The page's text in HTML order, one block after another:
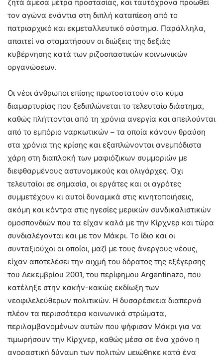
ζητά άμεσα μέτρα προστασίας, και ταυτόχρονα προωθεί
τον αγώνα ενάντια στη διπλή καταπίεση από το
πατριαρχικό και εκμεταλλευτικό σύστημα. Παράλληλα,
απαιτεί να σταματήσουν οι διώξεις της δεξιάς
κυβέρνησης κατά των ριζοσπαστικών κοινωνικών
οργανώσεων.
Οι νέοι άνθρωποι επίσης πρωτοστατούν στο κύμα
διαμαρτυρίας που ξεδιπλώνεται το τελευταίο διάστημα,
καθώς πλήττονται από τη χρόνια ανεργία και απειλούνται
από το εμπόριο ναρκωτικών – τα οποία κάνουν θραύση
στα χρόνια της κρίσης και εξαπλώνονται ανεμπόδιστα
χάρη στη διαπλοκή των μαφιόζικων συμμοριών με
διεφθαρμένους αστυνομικούς και ολιγάρχες. Όχι
τελευταίοι σε σημασία, οι εργάτες και οι αγρότες
συμμετέχουν κι αυτοί δυναμικά στις κινητοποιήσεις,
ακόμη και κόντρα στις ηγεσίες μερικών συνδικαλιστικών
ομοσπονδιών που τα είχαν καλά με την Κίρχνερ και τώρα
συνδιαλέγονται και με τον Μάκρι. Το ίδιο και οι
συνταξιούχοι οι οποίοι, μαζί με τους άνεργους νέους,
είχαν αποτελέσει την αιχμή του δόρατος της εξέγερσης
του Δεκεμβρίου 2001, του περίφημου Argentinazo, που
κατέληξε στην κακήν-κακώς εκδίωξη των
νεοφιλελεύθερων πολιτικών. Η δυσαρέσκεια διαπερνά
πλέον τα περισσότερα κοινωνικά στρώματα,
περιλαμβανομένων αυτών που ψήφισαν Μάκρι για να
τιμωρήσουν την Κίρχνερ, καθώς μέσα σε ένα χρόνο η
αγοραστική δύναμη των πολιτών μειώθηκε κατά ένα